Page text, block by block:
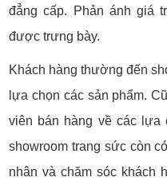
đẳng cấp. Phản ánh giá
được trưng bày.
Khách hàng thường đến
lựa chọn các sản phẩm.
viên bán hàng về các
showroom trang sức còn
nhân và chăm sóc khách